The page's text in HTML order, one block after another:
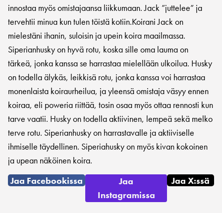
innostaa myös omistajaansa liikkumaan. Jack ”juttelee” ja
tervehtii minua kun tulen töistä kotiin.Koirani Jack on
mielestäni ihanin, suloisin ja upein koira maailmassa.
Siperianhusky on hyvä rotu, koska sille oma lauma on
tärkeä, jonka kanssa se harrastaa mielellään ulkoilua. Husky
on todella älykäs, leikkisä rotu, jonka kanssa voi harrastaa
monenlaista koiraurheilua, ja yleensä omistaja väsyy ennen
koiraa, eli poweria riittää, tosin osaa myös ottaa rennosti kun
tarve vaatii. Husky on todella aktiivinen, lempeä sekä melko
terve rotu. Siperianhusky on harrastavalle ja aktiiviselle
ihmiselle täydellinen. Siperiahusky on myös kivan kokoinen
ja upean näköinen koira.
Jaa Facebookissa
Jaa
Instagramissa
Jaa X:ssä